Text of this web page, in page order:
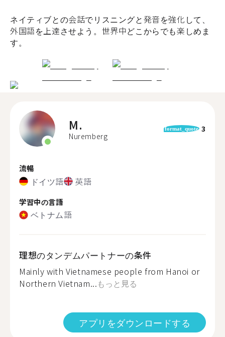
ネイティブとの会話でリスニングと発音を強化して、
外国語を上達させよう。世界中どこからでも楽しめま
す。
M.
Nuremberg
format_quote 3
流暢
ドイツ語 英語
学習中の言語
ベトナム語
理想のタンデムパートナーの条件
Mainly with Vietnamese people from Hanoi or
Northern Vietnam...もっと見る
アプリをダウンロードする